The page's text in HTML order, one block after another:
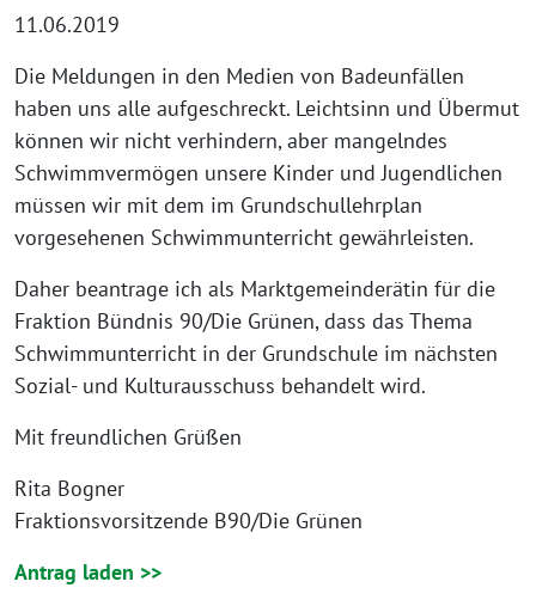
11.06.2019
Die Meldungen in den Medien von Badeunfällen
haben uns alle aufgeschreckt. Leichtsinn und Übermut
können wir nicht verhindern, aber mangelndes
Schwimmvermögen unsere Kinder und Jugendlichen
müssen wir mit dem im Grundschullehrplan
vorgesehenen Schwimmunterricht gewährleisten.
Daher beantrage ich als Marktgemeinderätin für die
Fraktion Bündnis 90/Die Grünen, dass das Thema
Schwimmunterricht in der Grundschule im nächsten
Sozial- und Kulturausschuss behandelt wird.
Mit freundlichen Grüßen
Rita Bogner
Fraktionsvorsitzende B90/Die Grünen
Antrag laden >>